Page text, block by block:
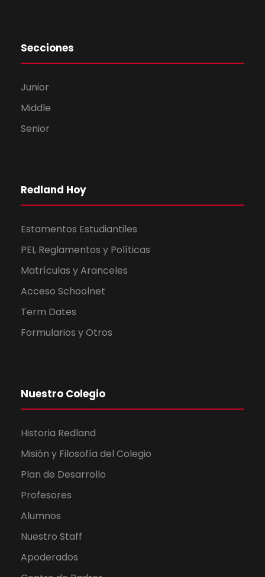
Secciones
Junior
Middle
Senior
Redland Hoy
Estamentos Estudiantiles
PEI, Reglamentos y Políticas
Matrículas y Aranceles
Acceso Schoolnet
Term Dates
Formularios y Otros
Nuestro Colegio
Historia Redland
Misión y Filosofía del Colegio
Plan de Desarrollo
Profesores
Alumnos
Nuestro Staff
Apoderados